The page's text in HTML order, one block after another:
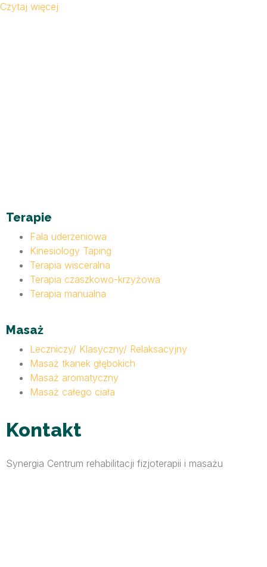
Czytaj więcej
Terapie
Fala uderzeniowa
Kinesiology Taping
Terapia wisceralna
Terapia czaszkowo-krzyżowa
Terapia manualna
Masaż
Leczniczy/ Klasyczny/ Relaksacyjny
Masaż tkanek głębokich
Masaż aromatyczny
Masaż całego ciała
Kontakt
Synergia Centrum rehabilitacji fizjoterapii i masażu